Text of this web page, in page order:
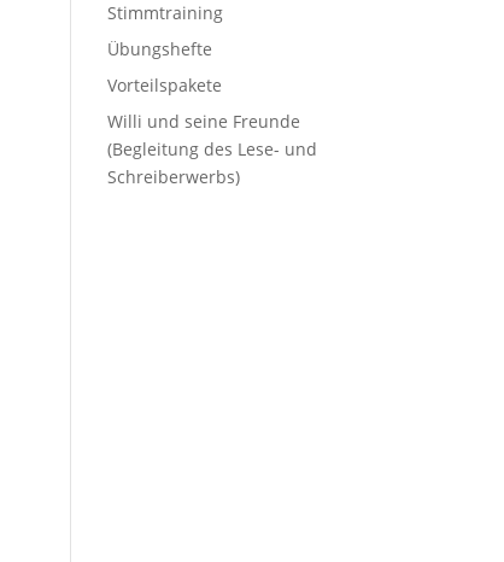
Stimmtraining
Übungshefte
Vorteilspakete
Willi und seine Freunde
(Begleitung des Lese- und
Schreiberwerbs)